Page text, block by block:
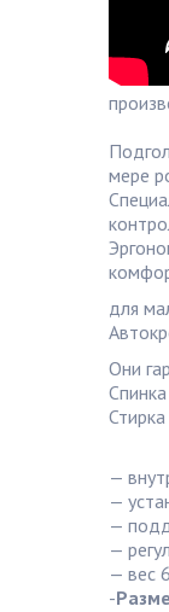
мере
для
Они
—
—
—
—
— вес
-